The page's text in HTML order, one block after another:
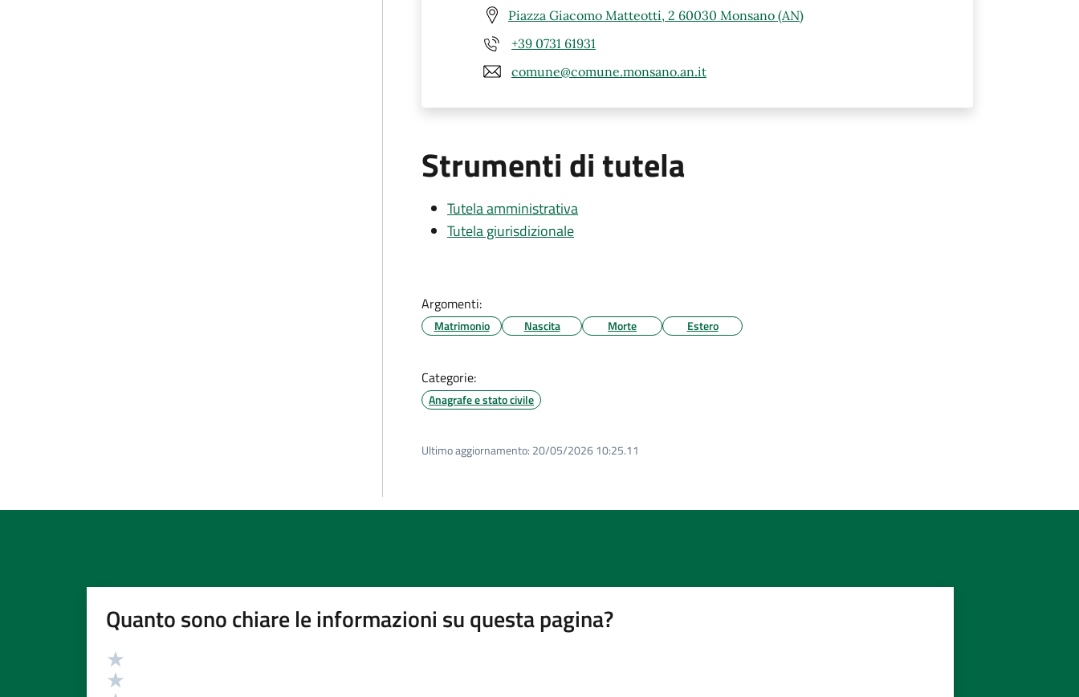
Piazza Giacomo Matteotti, 2 60030 Monsano (AN)
+39 0731 61931
comune@comune.monsano.an.it
Strumenti di tutela
Tutela amministrativa
Tutela giurisdizionale
Argomenti:
Matrimonio Nascita Morte Estero
Categorie:
Anagrafe e stato civile
Ultimo aggiornamento: 20/05/2026 10:25.11
Quanto sono chiare le informazioni su questa pagina?
Valutazione